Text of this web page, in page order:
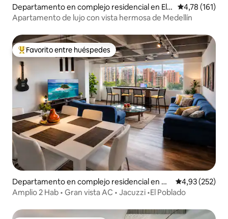
Departamento en complejo residencial en El T
esoro
Calificación
4,78 (161)
Apartamento de lujo con vista hermosa de Medellín
Favorito entre los huéspedes más destacados
Favorito entre huéspedes
Departamento en complejo residencial en M
edellín
Calificación
4,93 (252)
Amplio 2 Hab • Gran vista AC • Jacuzzi •El Poblado